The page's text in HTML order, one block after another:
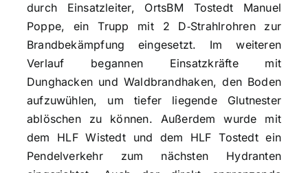
durch Einsatzleiter, OrtsBM Tostedt Manuel
Poppe, ein Trupp mit 2 D‑Strahlrohren zur
Brandbekämpfung eingesetzt. Im weiteren
Verlauf begannen Einsatzkräfte mit
Dunghacken und Waldbrandhaken, den Boden
aufzuwühlen, um tiefer liegende Glutnester
ablöschen zu können. Außerdem wurde mit
dem HLF Wistedt und dem HLF Tostedt ein
Pendelverkehr zum nächsten Hydranten